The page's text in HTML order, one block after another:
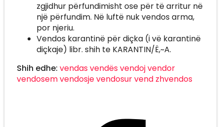
zgjidhur përfundimisht ose për të arritur në
një përfundim. Në luftë nuk vendos arma,
por njeriu.
Vendos karantinë për diçka (i vë karantinë
diçkaje) libr. shih te KARANTIN/Ë,~A.
Shih edhe: vendasvendësvendojvendor
vendosemvendosjevendosurvend zhvendos